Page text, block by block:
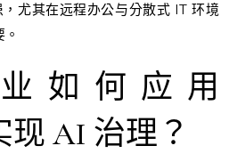
尤其在远程办公与分散式 IT 环境
如何应用
现 AI 治理？